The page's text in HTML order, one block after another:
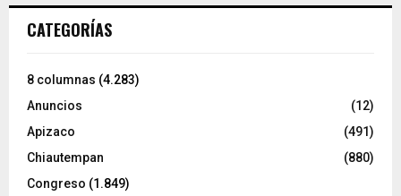
CATEGORÍAS
8 columnas (4.283)
Anuncios
(12)
Apizaco
(491)
Chiautempan
(880)
Congreso (1.849)